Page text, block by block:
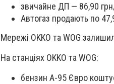
звичайне ДП — 86,90
Автогаз продають по
Мережі OKKO та WOG
На станціях OKKO та WOG:
бензин А-95 Євро